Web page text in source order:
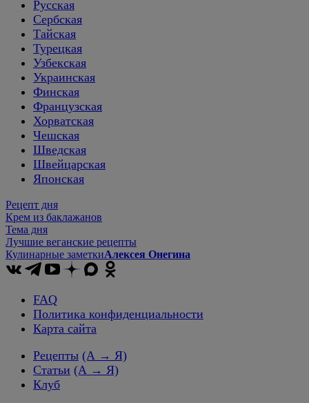
Русская
Сербская
Тайская
Турецкая
Узбекская
Украинская
Финская
Французская
Хорватская
Чешская
Шведская
Швейцарская
Японская
Рецепт дня
Крем из баклажанов
Тема дня
Лучшие веганские рецепты
Кулинарные заметкиАлексея Онегина
FAQ
Политика конфиденциальности
Карта сайта
Рецепты (А → Я)
Статьи (А → Я)
Клуб